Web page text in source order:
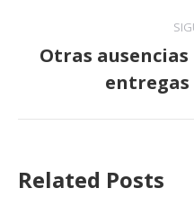
Otras
entregas
Related Posts